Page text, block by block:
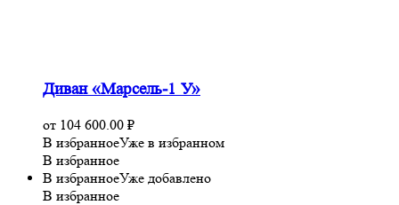
Диван «Марсель-1 У»
от 104 600.00 ₽
В избранноеУже в избранном
В избранное
В избранноеУже добавлено
В избранное